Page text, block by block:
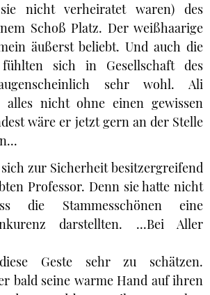
nicht verheiratet waren) des
Schoß Platz. Der weißhaarige
äußerst beliebt. Und auch die
sich in Gesellschaft des
sehr wohl. Ali
alles nicht ohne einen gewissen
wäre er jetzt gern an der Stelle
zur Sicherheit besitzergreifend
Professor. Denn sie hatte nicht
die Stammesschönen eine
darstellten. ...Bei Aller
Geste sehr zu schätzen.
bald seine warme Hand auf ihren